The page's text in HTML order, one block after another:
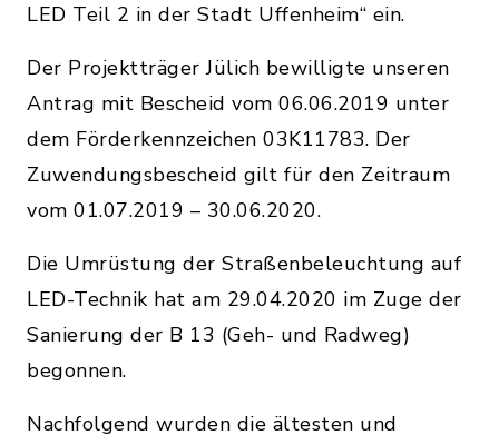
LED Teil 2 in der Stadt Uffenheim“ ein.
Der Projektträger Jülich bewilligte unseren
Antrag mit Bescheid vom 06.06.2019 unter
dem Förderkennzeichen 03K11783. Der
Zuwendungsbescheid gilt für den Zeitraum
vom 01.07.2019 – 30.06.2020.
Die Umrüstung der Straßenbeleuchtung auf
LED-Technik hat am 29.04.2020 im Zuge der
Sanierung der B 13 (Geh- und Radweg)
begonnen.
Nachfolgend wurden die ältesten und